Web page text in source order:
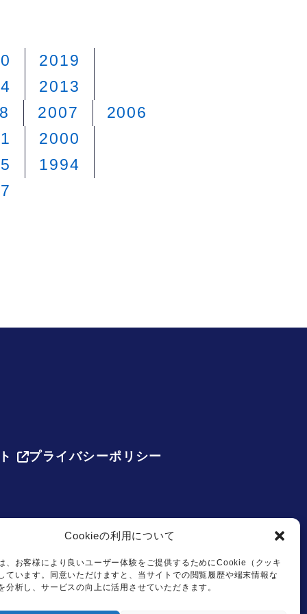
Cookieの利用について
、お客様により良いユーザー体験をご提供するためにCookie（クッキ
ています。同意いただけますと、当サイトでの閲覧履歴や端末情報な
分析し、サービスの向上に活用させていただきます。
2019
2013
2007
2006
2000
1994
プライバシーポリシー